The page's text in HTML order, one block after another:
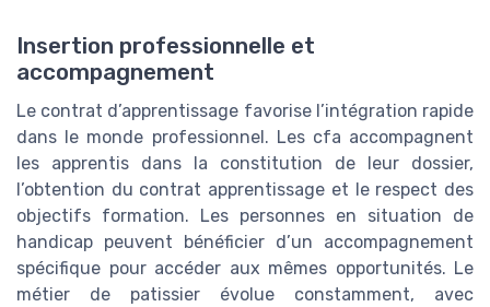
Insertion professionnelle et
accompagnement
Le contrat d’apprentissage favorise l’intégration rapide
dans le monde professionnel. Les cfa accompagnent
les apprentis dans la constitution de leur dossier,
l’obtention du contrat apprentissage et le respect des
objectifs formation. Les personnes en situation de
handicap peuvent bénéficier d’un accompagnement
spécifique pour accéder aux mêmes opportunités. Le
métier de patissier évolue constamment, avec